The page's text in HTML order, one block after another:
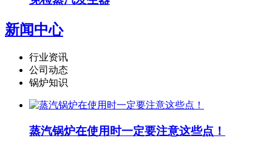
新闻中心
行业资讯
公司动态
锅炉知识
蒸汽锅炉在使用时一定要注意这些点！